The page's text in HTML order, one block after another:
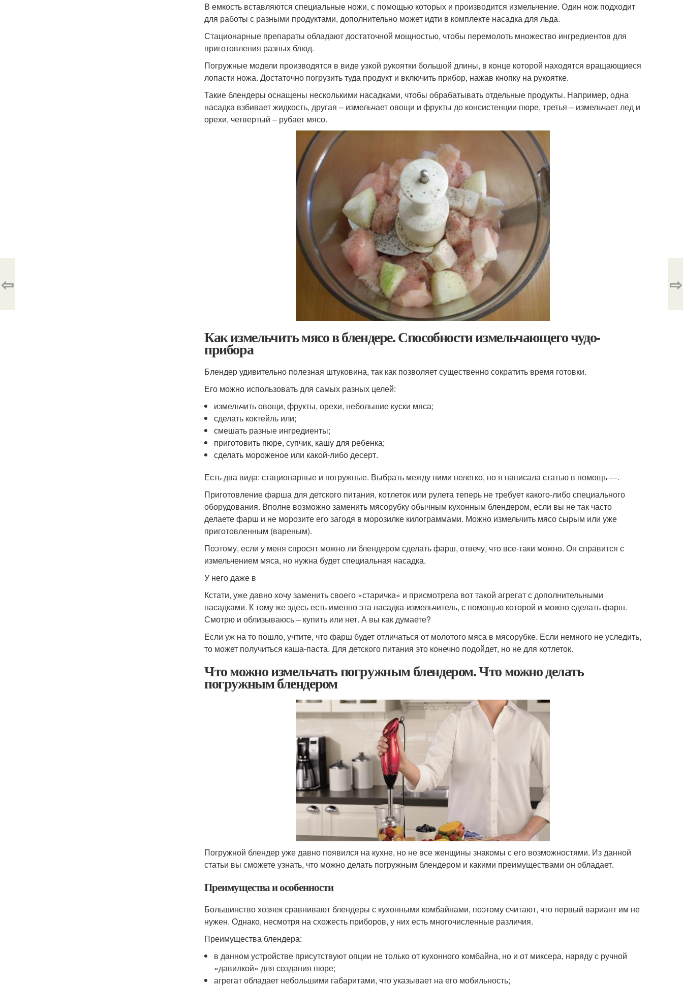
В емкость вставляются специальные ножи, с помощью которых и производится измельчение. Один нож подходит
для работы с разными продуктами, дополнительно может идти в комплекте насадка для льда.
Стационарные препараты обладают достаточной мощностью, чтобы перемолоть множество ингредиентов для
приготовления разных блюд.
Погружные модели производятся в виде узкой рукоятки большой длины, в конце которой находятся вращающиеся
лопасти ножа. Достаточно погрузить туда продукт и включить прибор, нажав кнопку на рукоятке.
Такие блендеры оснащены несколькими насадками, чтобы обрабатывать отдельные продукты. Например, одна
насадка взбивает жидкость, другая – измельчает овощи и фрукты до консистенции пюре, третья – измельчает лед и
орехи, четвертый – рубает мясо.
Как измельчить мясо в блендере. Способности измельчающего чудо-
прибора
Блендер удивительно полезная штуковина, так как позволяет существенно сократить время готовки.
Его можно использовать для самых разных целей:
измельчить овощи, фрукты, орехи, небольшие куски мяса;
сделать коктейль или;
смешать разные ингредиенты;
приготовить пюре, супчик, кашу для ребенка;
сделать мороженое или какой-либо десерт.
Есть два вида: стационарные и погружные. Выбрать между ними нелегко, но я написала статью в помощь —.
Приготовление фарша для детского питания, котлеток или рулета теперь не требует какого-либо специального
оборудования. Вполне возможно заменить мясорубку обычным кухонным блендером, если вы не так часто
делаете фарш и не морозите его загодя в морозилке килограммами. Можно измельчить мясо сырым или уже
приготовленным (вареным).
Поэтому, если у меня спросят можно ли блендером сделать фарш, отвечу, что все-таки можно. Он справится с
измельчением мяса, но нужна будет специальная насадка.
У него даже в
Кстати, уже давно хочу заменить своего «старичка» и присмотрела вот такой агрегат с дополнительными
насадками. К тому же здесь есть именно эта насадка-измельчитель, с помощью которой и можно сделать фарш.
Смотрю и облизываюсь – купить или нет. А вы как думаете?
Если уж на то пошло, учтите, что фарш будет отличаться от молотого мяса в мясорубке. Если немного не уследить,
то может получиться каша-паста. Для детского питания это конечно подойдет, но не для котлеток.
Что можно измельчать погружным блендером. Что можно делать
погружным блендером
Погружной блендер уже давно появился на кухне, но не все женщины знакомы с его возможностями. Из данной
статьи вы сможете узнать, что можно делать погружным блендером и какими преимуществами он обладает.
Преимущества и особенности
Большинство хозяек сравнивают блендеры с кухонными комбайнами, поэтому считают, что первый вариант им не
нужен. Однако, несмотря на схожесть приборов, у них есть многочисленные различия.
Преимущества блендера:
в данном устройстве присутствуют опции не только от кухонного комбайна, но и от миксера, наряду с ручной
«давилкой» для создания пюре;
агрегат обладает небольшими габаритами, что указывает на его мобильность;
⇦ ⇨